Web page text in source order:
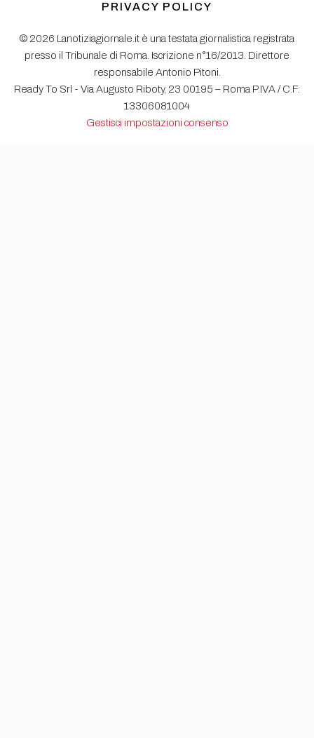
PRIVACY POLICY
© 2026 Lanotiziagiornale.it è una testata giornalistica registrata
presso il Tribunale di Roma. Iscrizione n°16/2013. Direttore
responsabile Antonio Pitoni.
Ready To Srl - Via Augusto Riboty, 23 00195 – Roma P.IVA / C.F.
13306081004
Gestisci impostazioni consenso